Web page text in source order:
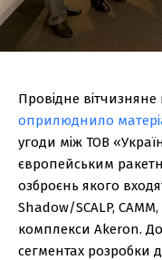
Провідне
оприлюднило
угоди між ТОВ
європейським
озброєнь якого
Shadow/SCALP,
комплекси Akeron.
сегментах розробки